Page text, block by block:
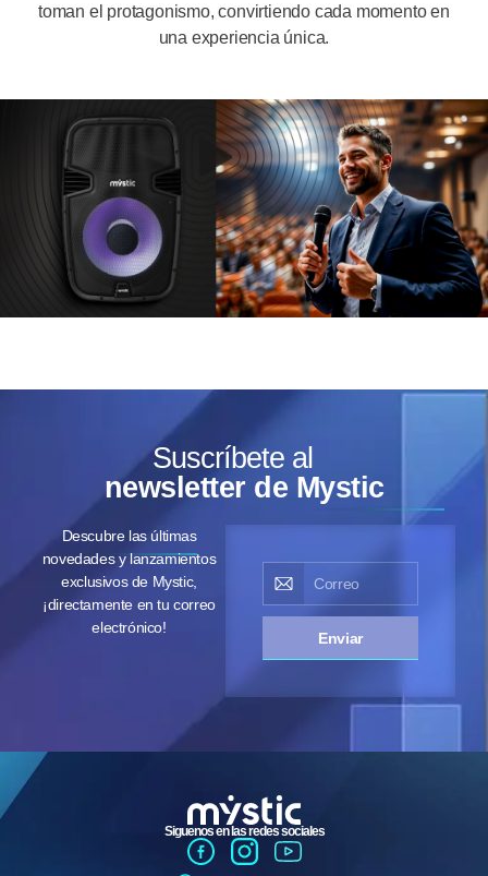
toman el protagonismo, convirtiendo cada momento en
una experiencia única.
Suscríbete al
newsletter de Mystic
Descubre las últimas
novedades y lanzamientos
exclusivos de Mystic,
¡directamente en tu correo
electrónico!
Enviar
Siguenos en las redes sociales